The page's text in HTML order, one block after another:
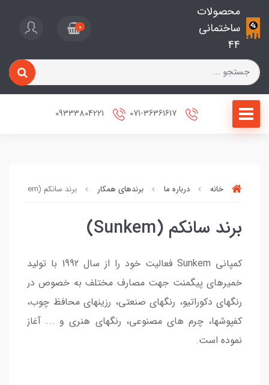
محصولات
ساختمانی
44
0
خانه درباره ما برندهای همکار برند سانکم (Sunkem)
برند سانکم (Sunkem)
کمپانی Sunkem فعالیت خود را از سال 1992 با تولید
خمیرهای پیگمنت جهت مصارف مختلف به خصوص در
رنگهای دکوراتیو، رنگهای صنعتی،‌ رزینهای محافظ چوب،
کفپوشها، چرم های مصنوعی، رنگهای هنری و ... آغاز
نموده است.